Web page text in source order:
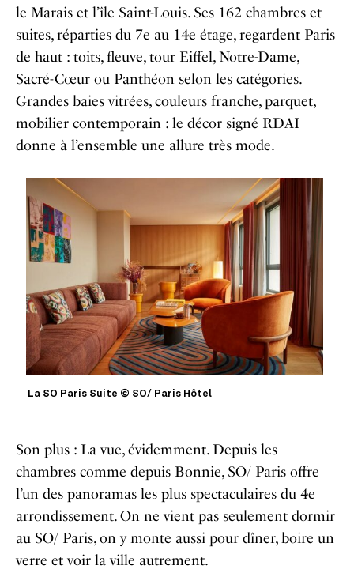
le Marais et l’île Saint-Louis. Ses 162 chambres et
suites, réparties du 7e au 14e étage, regardent Paris
de haut : toits, fleuve, tour Eiffel, Notre-Dame,
Sacré-Cœur ou Panthéon selon les catégories.
Grandes baies vitrées, couleurs franche, parquet,
mobilier contemporain : le décor signé RDAI
donne à l’ensemble une allure très mode.
La SO Paris Suite © SO/ Paris Hôtel
Son plus : La vue, évidemment. Depuis les
chambres comme depuis Bonnie, SO/ Paris offre
l’un des panoramas les plus spectaculaires du 4e
arrondissement. On ne vient pas seulement dormir
au SO/ Paris, on y monte aussi pour dîner, boire un
verre et voir la ville autrement.